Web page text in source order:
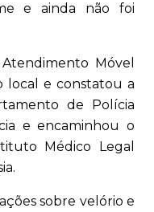
e ainda não foi
Móvel
local e constatou a
de Polícia
e encaminhou o
Médico Legal
sobre velório e